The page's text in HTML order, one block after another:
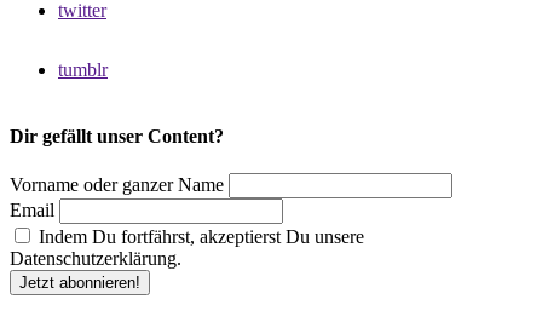
twitter
tumblr
Dir gefällt unser Content?
Vorname oder ganzer Name
Email
Indem Du fortfährst, akzeptierst Du unsere
Datenschutzerklärung.